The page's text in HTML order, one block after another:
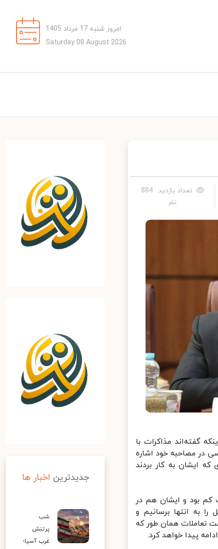
امروز شنبه 17 مرداد 1405
Saturday 08 August 2026
تعداد بازدید : 884
نفر
گفته‌اند مذاکرات با
در مصاحبه خود اشاره
ایشان به کار بردند
بود و ایشان هم در
به انتها برسانیم و
تعاملات همان طور که
پیدا خواهد کرد.
جدیدترین اخبار ها
شب
پرتنش
غرب آسیا؛